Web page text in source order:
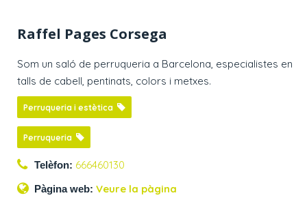
Raffel Pages Corsega
Som un saló de perruqueria a Barcelona, especialistes en
talls de cabell, pentinats, colors i metxes.
Perruqueria i estètica
Perruqueria
Telèfon: 666460130
Pàgina web: Veure la pàgina